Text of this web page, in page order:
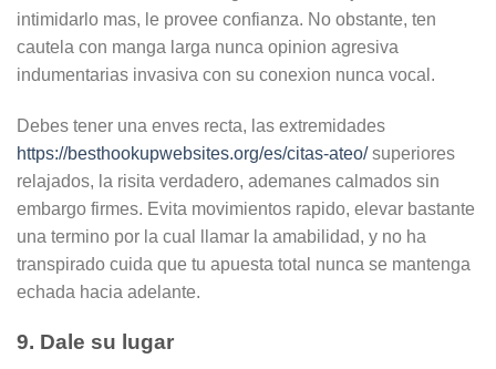
intimidarlo mas, le provee confianza. No obstante, ten
cautela con manga larga nunca opinion agresiva
indumentarias invasiva con su conexion nunca vocal.
Debes tener una enves recta, las extremidades
https://besthookupwebsites.org/es/citas-ateo/superiores
relajados, la risita verdadero, ademanes calmados sin
embargo firmes. Evita movimientos rapido, elevar bastante
una termino por la cual llamar la amabilidad, y no ha
transpirado cuida que tu apuesta total nunca se mantenga
echada hacia adelante.
9. Dale su lugar